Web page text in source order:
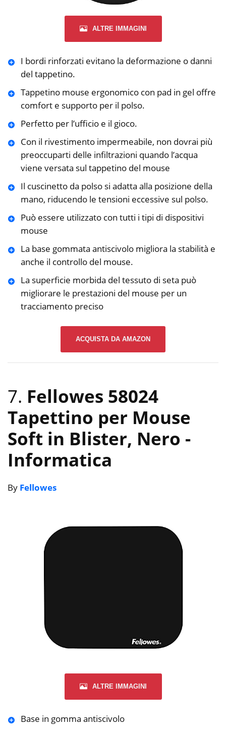
ALTRE IMMAGINI
I bordi rinforzati evitano la deformazione o danni
del tappetino.
Tappetino mouse ergonomico con pad in gel offre
comfort e supporto per il polso.
Perfetto per l’ufficio e il gioco.
Con il rivestimento impermeabile, non dovrai più
preoccuparti delle infiltrazioni quando l’acqua
viene versata sul tappetino del mouse
Il cuscinetto da polso si adatta alla posizione della
mano, riducendo le tensioni eccessive sul polso.
Può essere utilizzato con tutti i tipi di dispositivi
mouse
La base gommata antiscivolo migliora la stabilità e
anche il controllo del mouse.
La superficie morbida del tessuto di seta può
migliorare le prestazioni del mouse per un
tracciamento preciso
ACQUISTA DA AMAZON
7. Fellowes 58024
Tapettino per Mouse
Soft in Blister, Nero -
Informatica
By Fellowes
ALTRE IMMAGINI
Base in gomma antiscivolo